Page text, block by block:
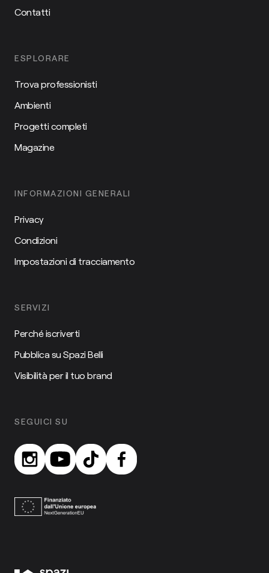
Contatti
ESPLORARE
Trova professionisti
Ambienti
Progetti completi
Magazine
INFORMAZIONI GENERALI
Privacy
Condizioni
Impostazioni di tracciamento
SERVIZI
Perché iscriverti
Pubblica su Spazi Belli
Visibilità per il tuo brand
SEGUICI SU